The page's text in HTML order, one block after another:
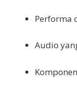
Performa
Audio